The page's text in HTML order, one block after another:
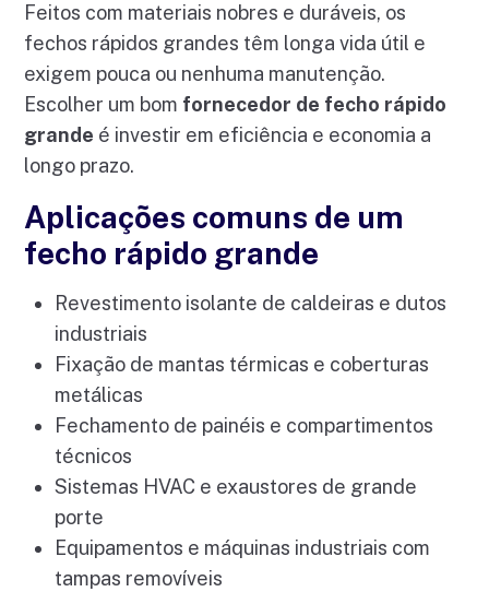
Feitos com materiais nobres e duráveis, os
fechos rápidos grandes têm longa vida útil e
exigem pouca ou nenhuma manutenção.
Escolher um bom fornecedor de fecho rápido
grande é investir em eficiência e economia a
longo prazo.
Aplicações comuns de um
fecho rápido grande
Revestimento isolante de caldeiras e dutos
industriais
Fixação de mantas térmicas e coberturas
metálicas
Fechamento de painéis e compartimentos
técnicos
Sistemas HVAC e exaustores de grande
porte
Equipamentos e máquinas industriais com
tampas removíveis